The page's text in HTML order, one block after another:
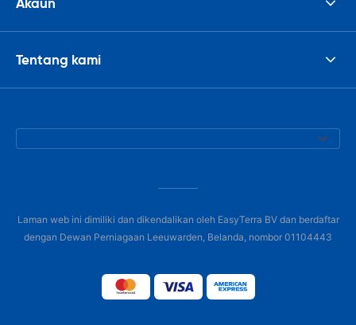
Tentang kami
Laman web ini dimiliki dan dikendalikan oleh EasyTerra BV dan berdaftar
dengan Dewan Perniagaan Leeuwarden, Belanda, nombor 01104443